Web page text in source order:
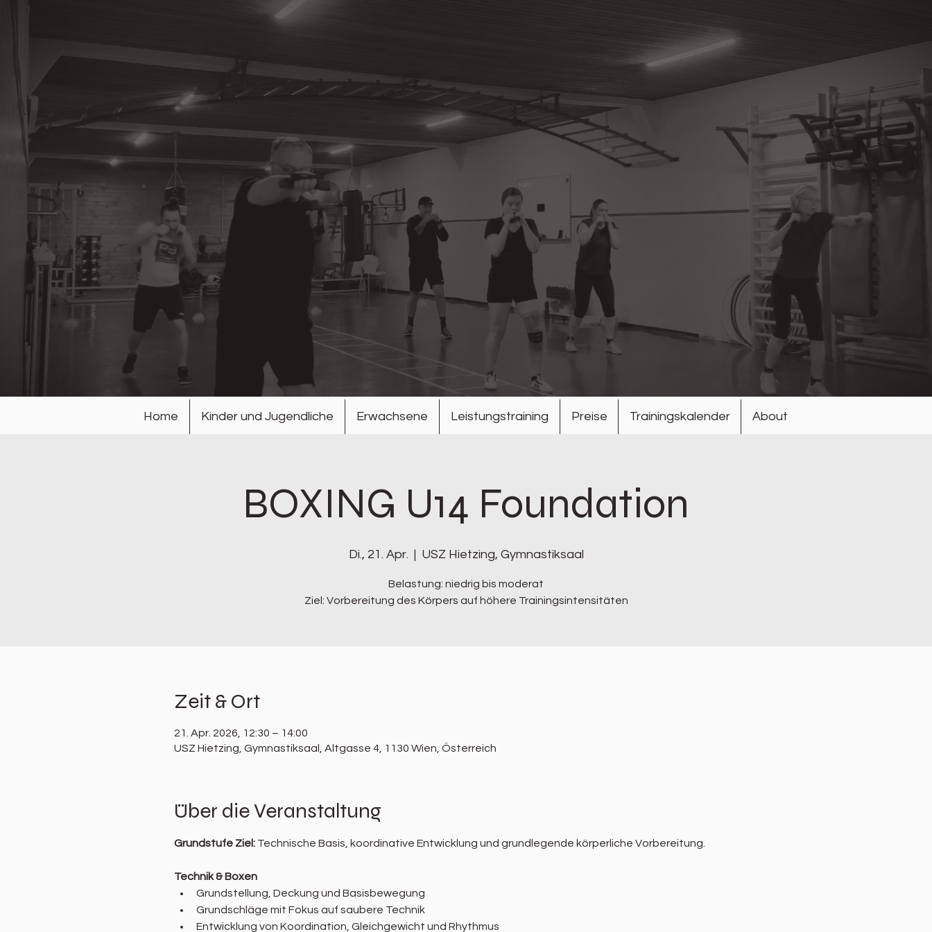
Home Kinder und Jugendliche Erwachsene Leistungstraining Preise Trainingskalender About
BOXING U14 Foundation
Di., 21. Apr.
  |
USZ Hietzing, Gymnastiksaal
Belastung: niedrig bis moderat
Ziel: Vorbereitung des Körpers auf höhere Trainingsintensitäten
Zeit & Ort
21. Apr. 2026, 12:30 – 14:00
USZ Hietzing, Gymnastiksaal, Altgasse 4, 1130 Wien, Österreich
Über die Veranstaltung
Grundstufe Ziel: Technische Basis, koordinative Entwicklung und grundlegende körperliche Vorbereitung.
Technik & Boxen
Grundstellung, Deckung und Basisbewegung
Grundschläge mit Fokus auf saubere Technik
Entwicklung von Koordination, Gleichgewicht und Rhythmus